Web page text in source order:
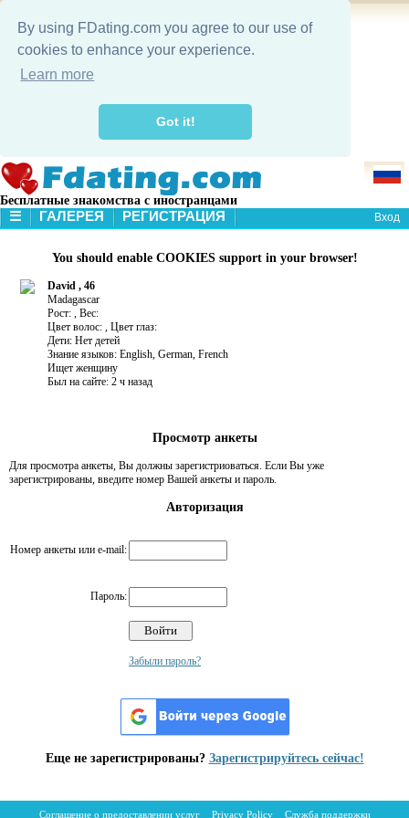
By using FDating.com you agree to our use of
cookies to enhance your experience.
Learn more
Got it!
Бесплатные знакомства с иностранцами
☰
ГАЛЕРЕЯ
ПОИСК
ГАЛЕРЕЯ РЕГИСТРАЦИЯ Вход
You should enable COOKIES support in your browser!
David , 46
Madagascar
Рост: , Вес:
Цвет волос: , Цвет глаз:
Дети: Нет детей
Знание языков: English, German, French
Ищет женщину
Был на сайте: 2 ч назад
Просмотр анкеты
Для просмотра анкеты, Вы должны зарегистриоваться. Если Вы уже
зарегистрированы, введите номер Вашей анкеты и пароль.
Авторизация
Номер анкеты или e-mail:
Пароль:
Забыли пароль?
Еще не зарегистрированы? Зарегистрируйтесь сейчас!
Соглашение о предоставлении услуг Privacy Policy Служба поддержки